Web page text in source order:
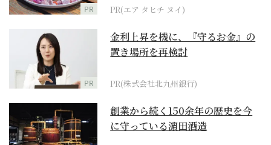
PR PR(エア タヒチ ヌイ)
PR
金利上昇を機に、『守るお金』の
置き場所を再検討
PR(株式会社北九州銀行)
創業から続く150余年の歴史を今
に守っている濵田酒造